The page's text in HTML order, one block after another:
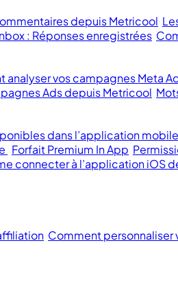
depuis Metricool
: Réponses enregistrées
analyser vos campagnes Meta
Ads depuis Metricool
dans l’application mobile
Forfait Premium In App
connecter à l’application iOS
Comment personnaliser